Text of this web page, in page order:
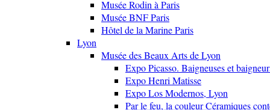
Musée Rodin à Paris
Musée BNF Paris
Hôtel de la Marine Paris
Lyon
Musée des Beaux Arts de Lyon
Expo Picasso. Baigneuses et
Expo Henri Matisse
Expo Los Modernos, Lyon
Par le feu, la couleur Céramiques